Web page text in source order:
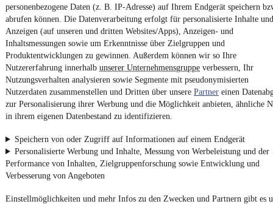
personenbezogene Daten (z. B. IP-Adresse) auf Ihrem Endgerät speichern
abrufen können. Die Datenverarbeitung erfolgt für personalisierte Inhalte und
Anzeigen (auf unseren und dritten Websites/Apps), Anzeigen- und
Inhaltsmessungen sowie um Erkenntnisse über Zielgruppen und
Produktentwicklungen zu gewinnen. Außerdem können wir so Ihre
Nutzererfahrung innerhalb unserer Unternehmensgruppe verbessern, Ihr
Nutzungsverhalten analysieren sowie Segmente mit pseudonymisierten
Nutzerdaten zusammenstellen und Dritten über unsere Partner einen
zur Personalisierung ihrer Werbung und die Möglichkeit anbieten, ähnliche
in ihrem eigenen Datenbestand zu identifizieren.
Speichern von oder Zugriff auf Informationen auf einem Endgerät
Personalisierte Werbung und Inhalte, Messung von Werbeleistung und der
Performance von Inhalten, Zielgruppenforschung sowie Entwicklung und
Verbesserung von Angeboten
Einstellmöglichkeiten und mehr Infos zu den Zwecken und Partnern gibt es
Kontakt
¹MwSt. ausweisbar
4.6 Sterne
Nutze mobile.de schnell und einfach
Impressum
AGB